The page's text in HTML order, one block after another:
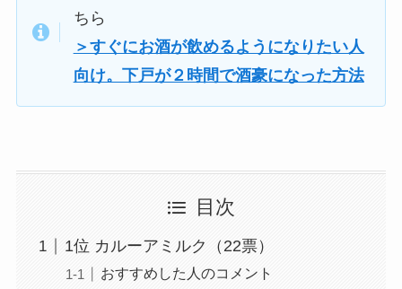
ちら
＞すぐにお酒が飲めるようになりたい人
向け。下戸が２時間で酒豪になった方法
目次
1位 カルーアミルク（22票）
おすすめした人のコメント